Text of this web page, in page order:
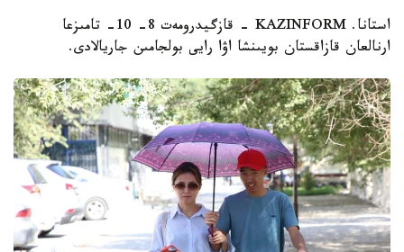
استانا. KAZINFORM - قازگيدرومەت 8- 10- تامىزعا
ارنالعان قازاقستان بويىنشا اۋا رايى بولجامىن جاريالادى.